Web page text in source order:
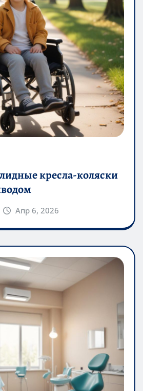
кресла-коляски
Апр 6, 2026